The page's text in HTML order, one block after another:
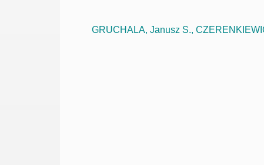
GRUCHALA, Janusz S.,